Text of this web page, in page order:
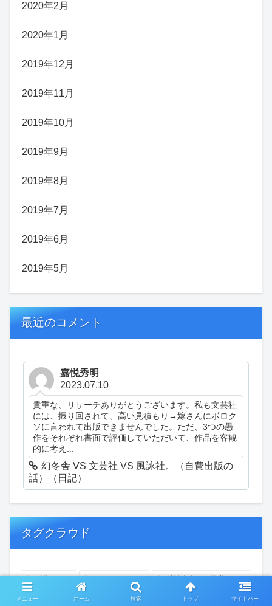
2020年2月
2020年1月
2019年12月
2019年11月
2019年10月
2019年9月
2019年8月
2019年7月
2019年6月
2019年5月
最近のコメント
嘉悦秀明
2023.07.10
貴重な、リサーチありがとうございます。私も文芸社
には、振り回されて、高い見積もり→嫁さんにボロク
ソに言われて出版できませんでした。ただ、3つの愚
作をそれぞれ書面で評価していただいて、作品を客観
的に考え...
幻冬舎 VS 文芸社 VS 風詠社。（自費出版の
話）（日記）
タグクラウド
創作 おぎゃあ 精神病患者の日常
ちょっと頭冷やそうか 一回休み ついカッとなった
メニュー ホーム 検索 トップ サイドバー